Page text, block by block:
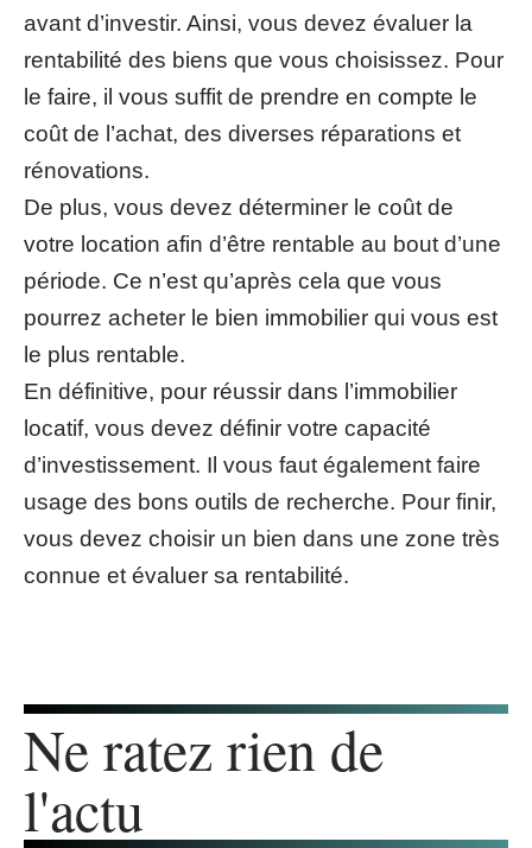
avant d’investir. Ainsi, vous devez évaluer la
rentabilité des biens que vous choisissez. Pour
le faire, il vous suffit de prendre en compte le
coût de l’achat, des diverses réparations et
rénovations.
De plus, vous devez déterminer le coût de
votre location afin d’être rentable au bout d’une
période. Ce n’est qu’après cela que vous
pourrez acheter le bien immobilier qui vous est
le plus rentable.
En définitive, pour réussir dans l’immobilier
locatif, vous devez définir votre capacité
d’investissement. Il vous faut également faire
usage des bons outils de recherche. Pour finir,
vous devez choisir un bien dans une zone très
connue et évaluer sa rentabilité.
Ne ratez rien de
l'actu